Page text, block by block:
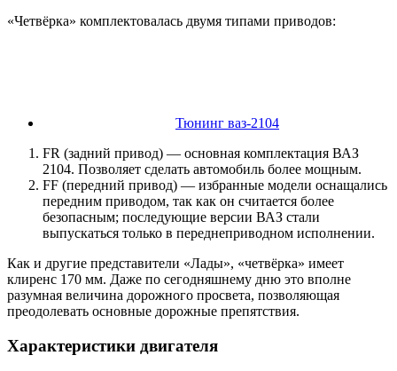
«Четвёрка» комплектовалась двумя типами приводов:
Тюнинг ваз-2104
FR (задний привод) — основная комплектация ВАЗ
2104. Позволяет сделать автомобиль более мощным.
FF (передний привод) — избранные модели оснащались
передним приводом, так как он считается более
безопасным; последующие версии ВАЗ стали
выпускаться только в переднеприводном исполнении.
Как и другие представители «Лады», «четвёрка» имеет
клиренс 170 мм. Даже по сегодняшнему дню это вполне
разумная величина дорожного просвета, позволяющая
преодолевать основные дорожные препятствия.
Характеристики двигателя